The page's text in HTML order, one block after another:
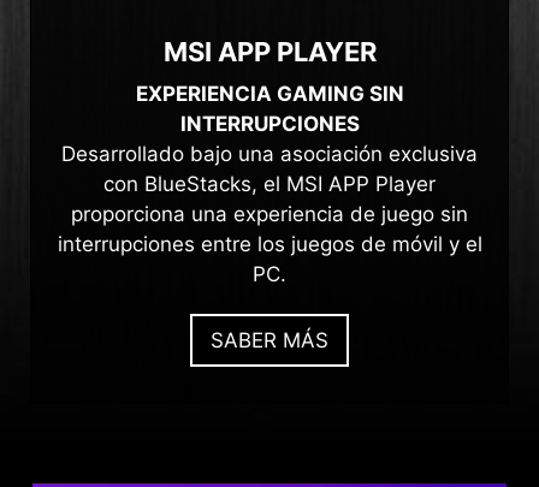
MSI APP PLAYER
EXPERIENCIA GAMING SIN
INTERRUPCIONES
Desarrollado bajo una asociación exclusiva
con BlueStacks, el MSI APP Player
proporciona una experiencia de juego sin
interrupciones entre los juegos de móvil y el
PC.
SABER MÁS